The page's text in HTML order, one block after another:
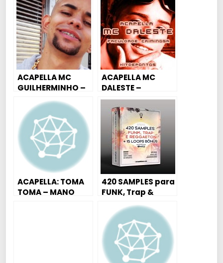
ACAPELLA MC
GUILHERMINHO –
HJ MEU MENINO
ACABA COM A
MENINA DELA
ACAPELLA MC
DALESTE –
FACULDADE
CRIMINOSA
ACAPELLA: TOMA
TOMA – MANO
420 SAMPLES para
FUNK, Trap &
Reggaeton + 15
BÔNUS LOOPS